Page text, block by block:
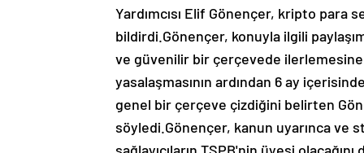
Yardımcısı Elif Gönençer, kripto
bildirdi.Gönençer, konuyla ilgili
ve güvenilir bir çerçevede
yasalaşmasının ardından 6 ay
genel bir çerçeve çizdiğini belirten
söyledi.Gönençer, kanun uyarınca ve